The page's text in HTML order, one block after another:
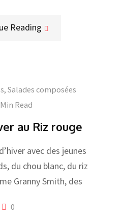
Reading
, Salades composées
Read
au Riz rouge
avec des jeunes
du chou blanc, du riz
Granny Smith, des
0